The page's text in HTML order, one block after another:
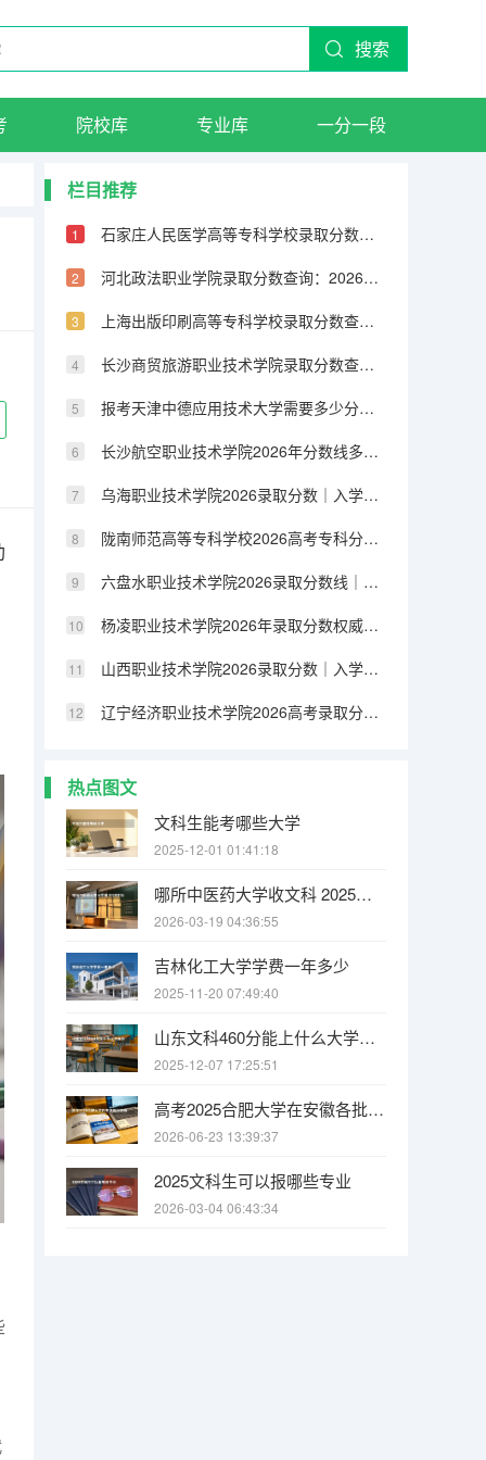
搜索
院校库 专业库 一分一段
栏目推荐
石家庄人民医学高等专科学校录取分数查询：2026年投档线、宿舍条件与就业前景
河北政法职业学院录取分数查询：2026年投档线、宿舍条件与就业前景
上海出版印刷高等专科学校录取分数查询：2026年投档线、宿舍条件与就业前景
长沙商贸旅游职业技术学院录取分数查询：2026年投档线、宿舍条件与就业前景
报考天津中德应用技术大学需要多少分？2026年录取分数与入学手续详解
长沙航空职业技术学院2026年分数线多少？录取分数、学费及报到流程全解答
乌海职业技术学院2026录取分数｜入学手续与就业前景数据
陇南师范高等专科学校2026高考专科分数线｜费用标准与就业方向
六盘水职业技术学院2026录取分数线｜入学流程与生活条件FAQ
杨凌职业技术学院2026年录取分数权威发布！报到+费用全解析
山西职业技术学院2026录取分数｜入学流程与手续办理详解
辽宁经济职业技术学院2026高考录取分数｜新生入学与就业分析
热点图文
文科生能考哪些大学
2025-12-01 01:41:18
哪所中医药大学收文科 2025文科生能报的中医学校
2026-03-19 04:36:55
吉林化工大学学费一年多少
2025-11-20 07:49:40
山东文科460分能上什么大学本科
2025-12-07 17:25:51
高考2025合肥大学在安徽各批次选科要求（2026参考）
2026-06-23 13:39:37
2025文科生可以报哪些专业
2026-03-04 06:43:34